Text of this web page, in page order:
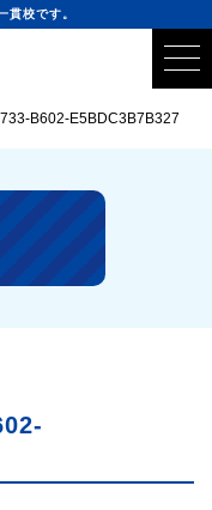
貫校です。
B602-E5BDC3B7B327